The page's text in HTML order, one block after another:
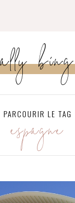
ally bing
PARCOURIR LE TAG
espagne